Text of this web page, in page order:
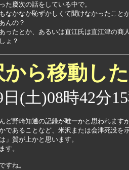
た慶次の話をしている中で。
なかなか恥ずかしくて聞けなかったこと
んの？
ったとか、あるいは直江氏は直江津の商
ょ？
から移動し
(土)08時42分
ど野崎知通の記録が唯一かと思われます
であることなど、米沢または会津死没を
」質が上かと思います。
す。
すね。